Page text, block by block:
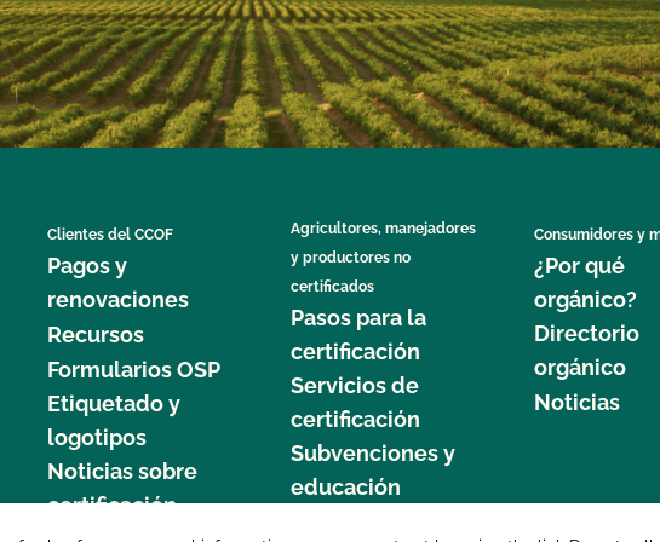
Clientes del CCOF
Pagos y
renovaciones
Recursos
Formularios OSP
Etiquetado y
logotipos
Noticias sobre
certificación
Agricultores, manejadores
y productores no
certificados
Pasos para la
certificación
Servicios de
certificación
Subvenciones y
educación
Consumidores y
¿Por qué
orgánico?
Directorio
orgánico
Noticias